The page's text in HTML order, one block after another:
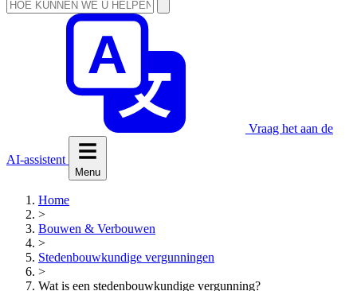
Vraag het aan de
AI-assistent
Menu
Home
>
Bouwen & Verbouwen
>
Stedenbouwkundige vergunningen
>
Wat is een stedenbouwkundige vergunning?